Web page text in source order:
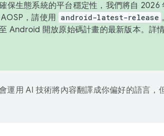
保生態系統的平台穩定性，我們將自
，請使用 android-latest-release
Android 開放原始碼計畫的最新版本。詳
運用 AI 技術將內容翻譯成你偏好的語言，